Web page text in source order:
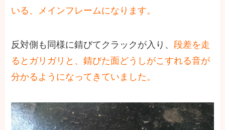
いる、メインフレームになります。
反対側も同様に錆びてクラックが入り、段差を走
るとガリガリと、錆びた面どうしがこすれる音が
分かるようになってきていました。